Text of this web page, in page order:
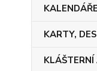
KALENDÁŘE
KARTY,